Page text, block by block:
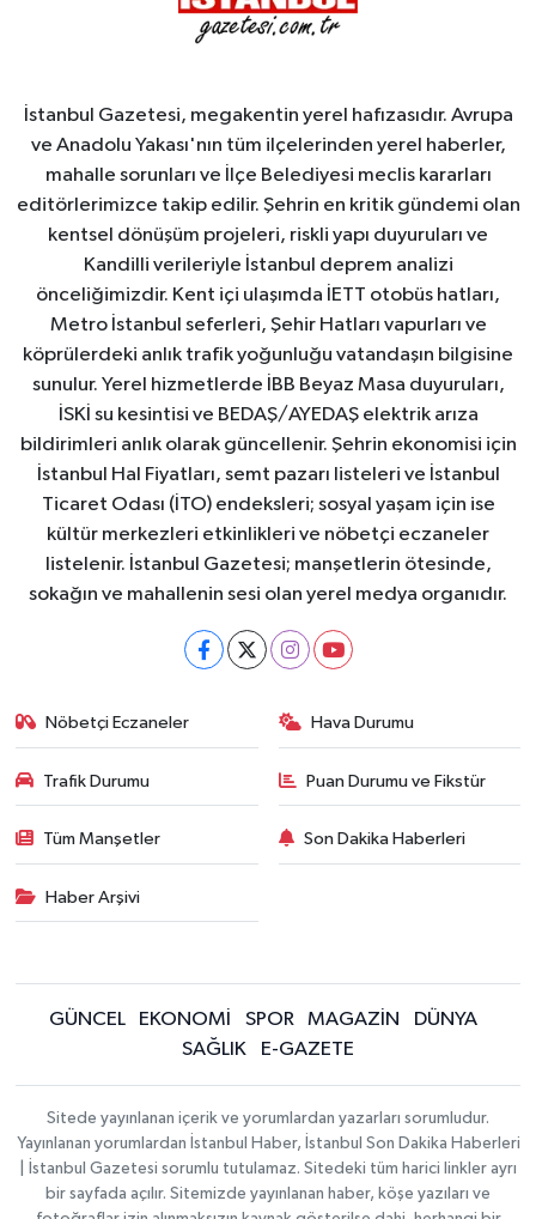
İstanbul Gazetesi, megakentin yerel hafızasıdır. Avrupa
ve Anadolu Yakası'nın tüm ilçelerinden yerel haberler,
mahalle sorunları ve İlçe Belediyesi meclis kararları
editörlerimizce takip edilir. Şehrin en kritik gündemi olan
kentsel dönüşüm projeleri, riskli yapı duyuruları ve
Kandilli verileriyle İstanbul deprem analizi
önceliğimizdir. Kent içi ulaşımda İETT otobüs hatları,
Metro İstanbul seferleri, Şehir Hatları vapurları ve
köprülerdeki anlık trafik yoğunluğu vatandaşın bilgisine
sunulur. Yerel hizmetlerde İBB Beyaz Masa duyuruları,
İSKİ su kesintisi ve BEDAŞ/AYEDAŞ elektrik arıza
bildirimleri anlık olarak güncellenir. Şehrin ekonomisi için
İstanbul Hal Fiyatları, semt pazarı listeleri ve İstanbul
Ticaret Odası (İTO) endeksleri; sosyal yaşam için ise
kültür merkezleri etkinlikleri ve nöbetçi eczaneler
listelenir. İstanbul Gazetesi; manşetlerin ötesinde,
sokağın ve mahallenin sesi olan yerel medya organıdır.
Nöbetçi Eczaneler Hava Durumu
Trafik Durumu Puan Durumu ve Fikstür
Tüm Manşetler Son Dakika Haberleri
Haber Arşivi
GÜNCEL EKONOMİ SPOR MAGAZİN
DÜNYA
SAĞLIK
E-GAZETE
Sitede yayınlanan içerik ve yorumlardan yazarları sorumludur.
Yayınlanan yorumlardan İstanbul Haber, İstanbul Son Dakika Haberleri
| İstanbul Gazetesi sorumlu tutulamaz. Sitedeki tüm harici linkler ayrı
bir sayfada açılır. Sitemizde yayınlanan haber, köşe yazıları ve